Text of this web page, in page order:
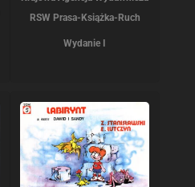
RSW Prasa-Książka-Ruch
Wydanie I